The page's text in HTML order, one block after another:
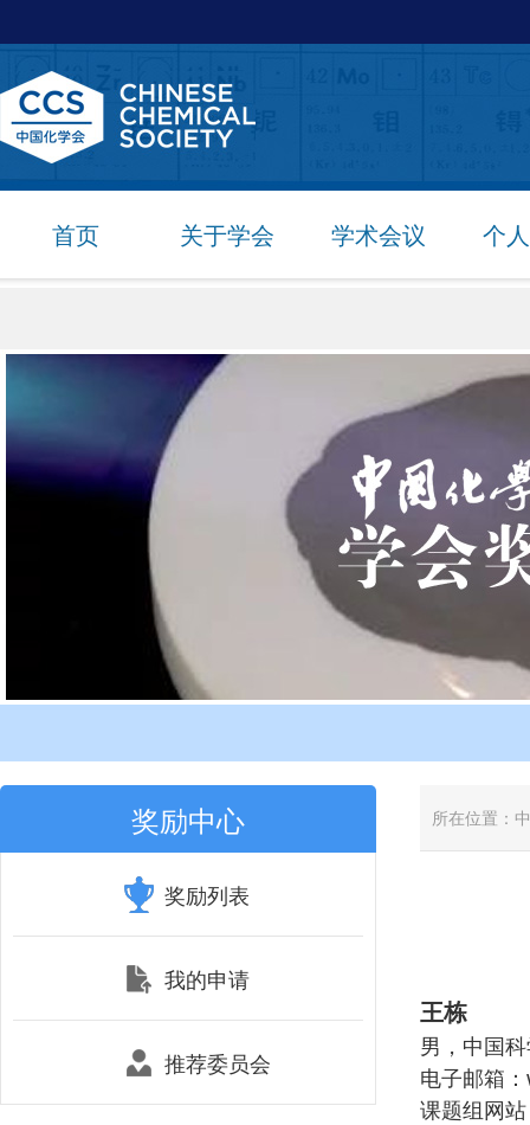
首页 关于学会 学术会议 个
奖励中心
奖励列表
我的申请
推荐委员会
所在位置：
王栋
男，中国
电子邮箱
课题组网